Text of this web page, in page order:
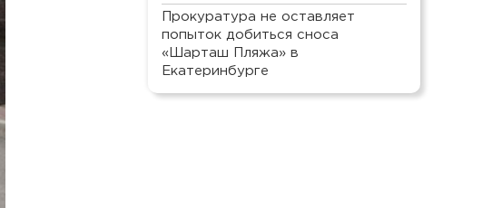
Прокуратура не оставляет
попыток добиться сноса
«Шарташ Пляжа» в
Екатеринбурге